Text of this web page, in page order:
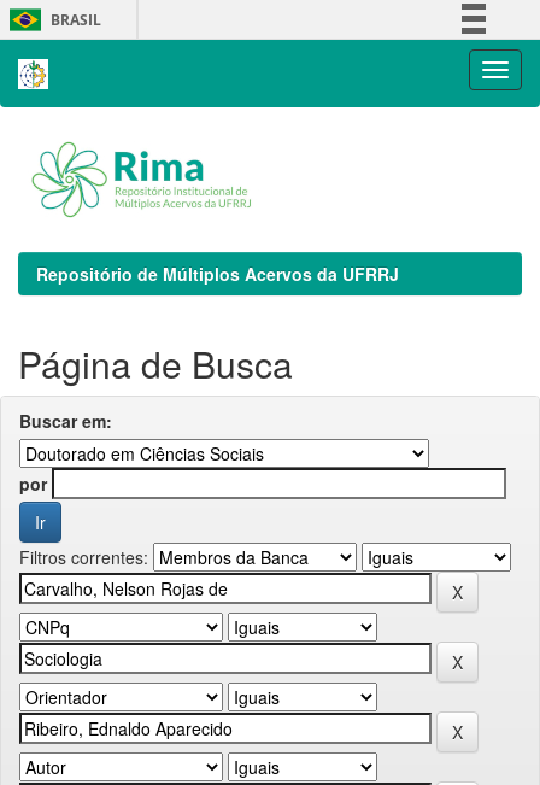
Skip
navigation
BRASIL
Repositório de Múltiplos Acervos da UFRRJ
Página de Busca
Buscar em:
por
Filtros correntes: